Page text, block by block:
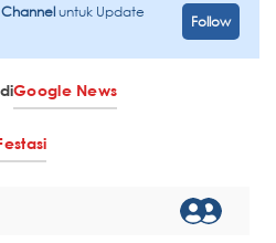
untuk Update
Follow
Google News